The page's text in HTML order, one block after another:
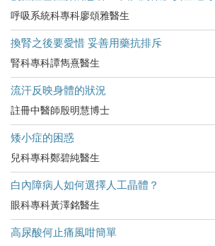
呼吸系統科專科廖頌雅醫生
換腎之後要愛惜 妥善用藥抗排斥
腎科專科譚雋熹醫生
流汗反映身體的狀況
註冊中醫師殷明慧博士
矮小症的困惑
兒科專科鄭碧純醫生
白內障病人如何選擇人工晶體？
眼科專科黃澤銘醫生
高尿酸何止痛風咁簡單